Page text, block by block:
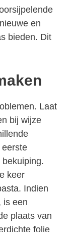
en
bieden. Dit
Laat
bij wijze
keer
Indien
is een
plaats van
folie